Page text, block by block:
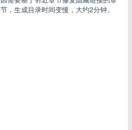
节，生成目录时间变慢，大约2分钟。